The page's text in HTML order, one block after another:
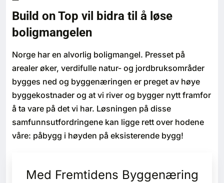
Bærekraft
Digitalisering
Eiendom
Øvrige
Annonsering
Build on Top vil bidra til å løse
boligmangelen
Norge har en alvorlig boligmangel. Presset på
arealer øker, verdifulle natur- og jordbruksområder
bygges ned og byggenæringen er preget av høye
byggekostnader og at vi river og bygger nytt framfor
å ta vare på det vi har. Løsningen på disse
samfunnsutfordringene kan ligge rett over hodene
våre: påbygg i høyden på eksisterende bygg!
Med Fremtidens Byggenæring